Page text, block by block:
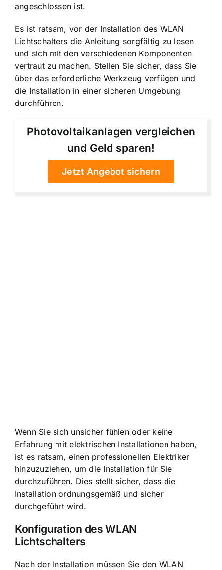
angeschlossen ist.
Es ist ratsam, vor der Installation des WLAN
Lichtschalters die Anleitung sorgfältig zu lesen
und sich mit den verschiedenen Komponenten
vertraut zu machen. Stellen Sie sicher, dass Sie
über das erforderliche Werkzeug verfügen und
die Installation in einer sicheren Umgebung
durchführen.
Photovoltaikanlagen vergleichen
und Geld sparen!
Jetzt Angebot sichern
Wenn Sie sich unsicher fühlen oder keine
Erfahrung mit elektrischen Installationen haben,
ist es ratsam, einen professionellen Elektriker
hinzuzuziehen, um die Installation für Sie
durchzuführen. Dies stellt sicher, dass die
Installation ordnungsgemäß und sicher
durchgeführt wird.
Konfiguration des WLAN
Lichtschalters
Nach der Installation müssen Sie den WLAN